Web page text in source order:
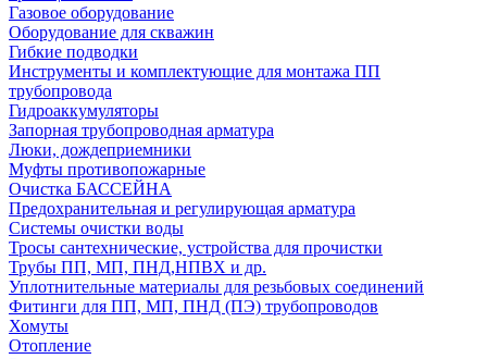
Газовое оборудование
Оборудование для скважин
Гибкие подводки
Инструменты и комплектующие для монтажа ПП
трубопровода
Гидроаккумуляторы
Запорная трубопроводная арматура
Люки, дождеприемники
Муфты противопожарные
Очистка БАССЕЙНА
Предохранительная и регулирующая арматура
Системы очистки воды
Тросы сантехнические, устройства для прочистки
Трубы ПП, МП, ПНД,НПВХ и др.
Уплотнительные материалы для резьбовых соединений
Фитинги для ПП, МП, ПНД (ПЭ) трубопроводов
Хомуты
Отопление